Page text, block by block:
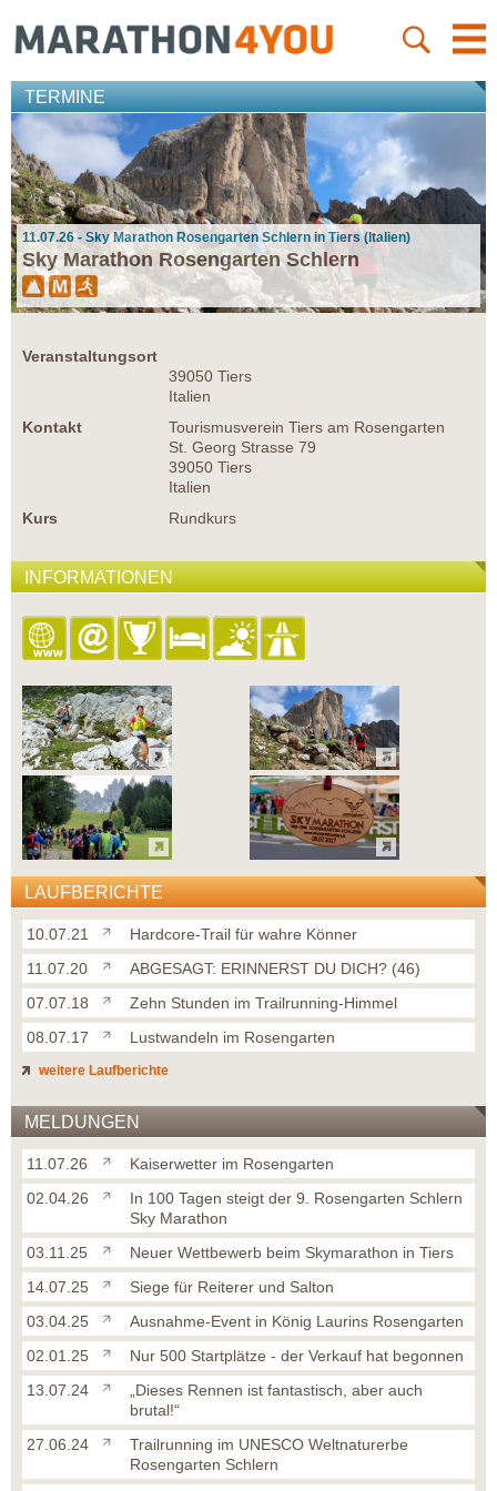
TERMINE
11.07.26 - Sky Marathon Rosengarten Schlern in Tiers (Italien)
Sky Marathon Rosengarten Schlern
Veranstaltungsort
39050 Tiers
Italien
Kontakt
Tourismusverein Tiers am Rosengarten
St. Georg Strasse 79
39050 Tiers
Italien
Kurs
Rundkurs
INFORMATIONEN
LAUFBERICHTE
10.07.21
Hardcore-Trail für wahre Könner
11.07.20
ABGESAGT: ERINNERST DU DICH? (46)
07.07.18
Zehn Stunden im Trailrunning-Himmel
08.07.17
Lustwandeln im Rosengarten
weitere Laufberichte
MELDUNGEN
11.07.26
Kaiserwetter im Rosengarten
02.04.26
In 100 Tagen steigt der 9. Rosengarten Schlern
Sky Marathon
03.11.25
Neuer Wettbewerb beim Skymarathon in Tiers
14.07.25
Siege für Reiterer und Salton
03.04.25
Ausnahme-Event in König Laurins Rosengarten
02.01.25
Nur 500 Startplätze - der Verkauf hat begonnen
13.07.24
„Dieses Rennen ist fantastisch, aber auch
brutal!“
27.06.24
Trailrunning im UNESCO Weltnaturerbe
Rosengarten Schlern